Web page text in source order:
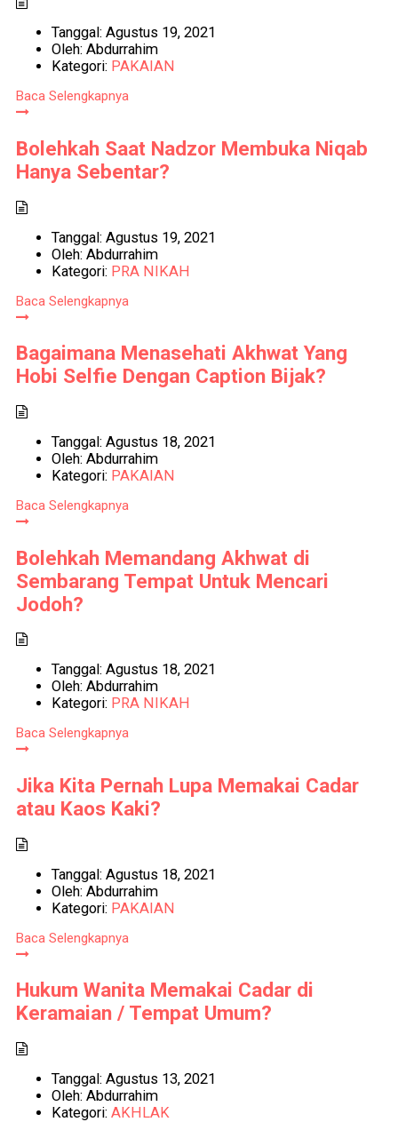
Tanggal: Agustus 19, 2021
Oleh: Abdurrahim
Kategori: PAKAIAN
Baca Selengkapnya
Bolehkah Saat Nadzor Membuka Niqab
Hanya Sebentar?
Tanggal: Agustus 19, 2021
Oleh: Abdurrahim
Kategori: PRA NIKAH
Baca Selengkapnya
Bagaimana Menasehati Akhwat Yang
Hobi Selfie Dengan Caption Bijak?
Tanggal: Agustus 18, 2021
Oleh: Abdurrahim
Kategori: PAKAIAN
Baca Selengkapnya
Bolehkah Memandang Akhwat di
Sembarang Tempat Untuk Mencari
Jodoh?
Tanggal: Agustus 18, 2021
Oleh: Abdurrahim
Kategori: PRA NIKAH
Baca Selengkapnya
Jika Kita Pernah Lupa Memakai Cadar
atau Kaos Kaki?
Tanggal: Agustus 18, 2021
Oleh: Abdurrahim
Kategori: PAKAIAN
Baca Selengkapnya
Hukum Wanita Memakai Cadar di
Keramaian / Tempat Umum?
Tanggal: Agustus 13, 2021
Oleh: Abdurrahim
Kategori: AKHLAK